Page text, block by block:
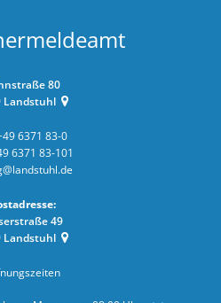
80
Landstuhl
6371 83-0
6371 83-101
49
Landstuhl